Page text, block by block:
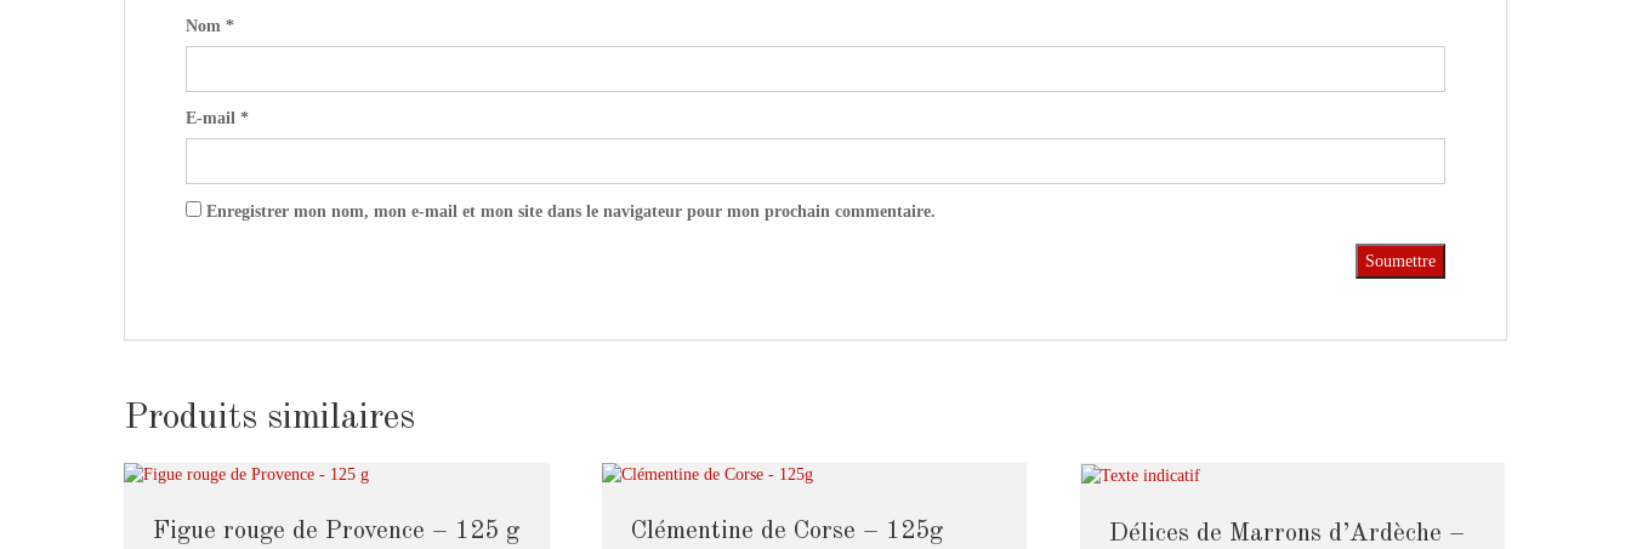
Nom *
E-mail *
Enregistrer mon nom, mon e-mail et mon site dans le navigateur pour mon prochain commentaire.
Produits similaires
Figue rouge de Provence – 125 g Clémentine de Corse – 125g
Délices de Marrons d’Ardèche –